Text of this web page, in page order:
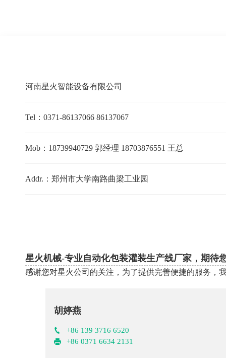
河南星火智能设备有限公司
Tel：0371-86137066 86137067
Mob：18739940729 郭经理 18703876551 王总
Addr.：郑州市大学南路曲梁工业园
星火机械-专业自动化包装灌装生产线厂家，期待
感谢您对星火公司的关注，为了提供完善便捷的服务，
胡婷燕
+86 139 3716 6520
+86 0371 6634 2131